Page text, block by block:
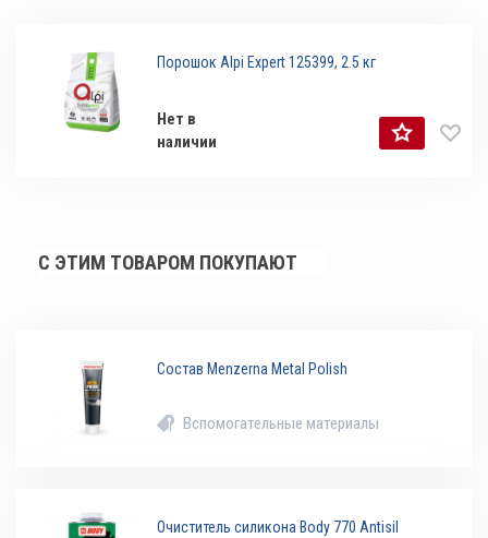
Порошок Alpi Expert 125399, 2.5 кг
Нет в
наличии
С ЭТИМ ТОВАРОМ ПОКУПАЮТ
Состав Menzerna Metal Polish
Вспомогательные материалы
Очиститель силикона Body 770 Antisil